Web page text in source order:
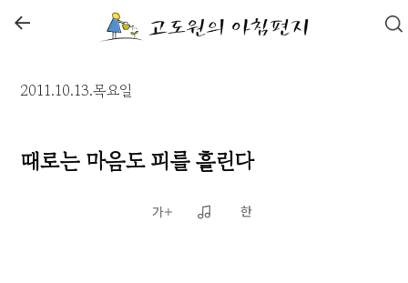
←
2011.10.13.목요일
때로는 마음도 피를 흘린다